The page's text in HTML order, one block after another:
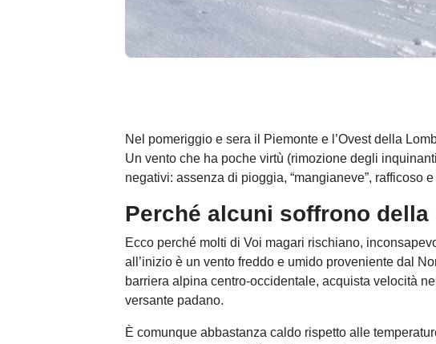
Nel pomeriggio e sera il Piemonte e l’Ovest della
Un vento che ha poche virtù (rimozione degli
negativi: assenza di pioggia, “mangianeve”, rafficoso
Perché alcuni soffrono della
Ecco perché molti di Voi magari rischiano,
all’inizio è un vento freddo e umido proveniente dal
barriera alpina centro-occidentale, acquista velocità
versante padano.
È comunque abbastanza caldo rispetto alle